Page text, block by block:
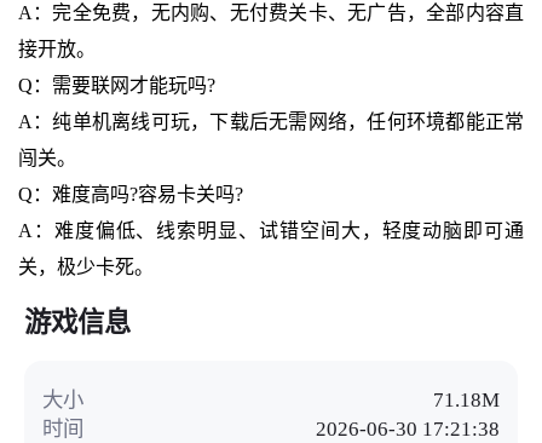
A：完全免费，无内购、无付费关卡、无广告，全部内容直
接开放。
Q：需要联网才能玩吗?
A：纯单机离线可玩，下载后无需网络，任何环境都能正常
闯关。
Q：难度高吗?容易卡关吗?
A：难度偏低、线索明显、试错空间大，轻度动脑即可通
关，极少卡死。
游戏信息
大小
71.18M
时间
2026-06-30 17:21:38